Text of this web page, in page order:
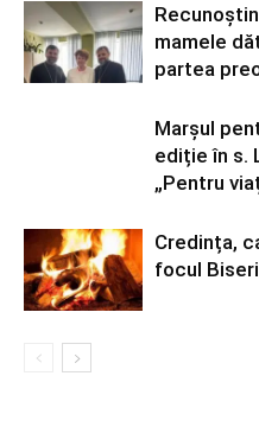
mamele
partea
Marșul
ediție în s.
„Pentru
Credința,
focul